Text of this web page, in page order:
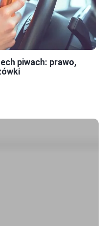
piwach: prawo,